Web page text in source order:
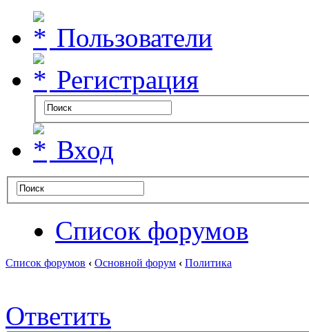
Пользователи
Регистрация
Вход
Список форумов
Список форумов ‹ Основной форум ‹ Политика
Ответить